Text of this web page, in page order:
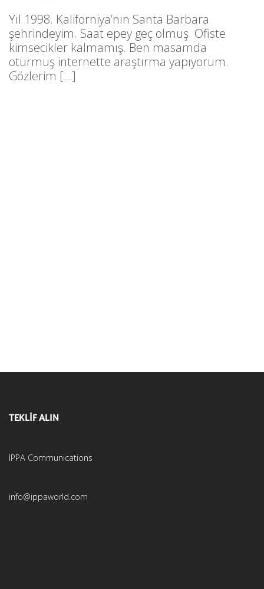
Yıl 1998. Kaliforniya’nın Santa Barbara
şehrindeyim. Saat epey geç olmuş. Ofiste
kimsecikler kalmamış. Ben masamda
oturmuş internette araştırma yapıyorum.
Gözlerim […]
TEKLİF ALIN
IPPA Communications
info@ippaworld.com